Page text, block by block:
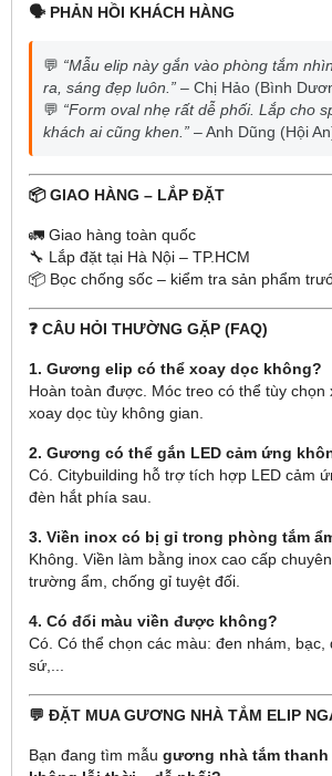
🗣️ PHẢN HỒI KHÁCH HÀNG
💬 “Mẫu elip này gắn vào phòng tắm
ra, sáng đẹp luôn.” – Chị Hảo (Bình
💬 “Form oval nhẹ rất dễ phối. Lắp cho
khách ai cũng khen.” – Anh Dũng (Hội
📦 GIAO HÀNG – LẮP ĐẶT
🚛 Giao hàng toàn quốc
🔧 Lắp đặt tại Hà Nội – TP.HCM
📦 Bọc chống sốc – kiểm tra sản phẩm
❓ CÂU HỎI THƯỜNG GẶP (FAQ)
1. Gương elip có thể xoay dọc không?
Hoàn toàn được. Móc treo có thể tùy chọn
xoay dọc tùy không gian.
2. Gương có thể gắn LED cảm ứng
Có. Citybuilding hỗ trợ tích hợp LED cảm
đèn hắt phía sau.
3. Viền inox có bị gỉ trong phòng tắm
Không. Viền làm bằng inox cao cấp
trường ẩm, chống gỉ tuyệt đối.
4. Có đổi màu viền được không?
Có. Có thể chọn các màu: đen nhám, bạc,
sứ,...
💬 ĐẶT MUA GƯƠNG NHÀ TẮM ELIP
Bạn đang tìm mẫu gương nhà tắm